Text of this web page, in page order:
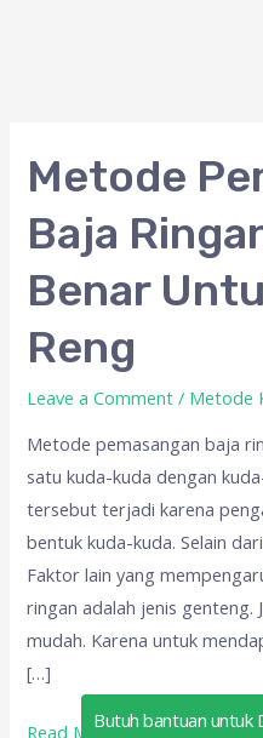
Metode
Baja
Benar
Reng
Leave a Comment / Metode
Metode pemasangan baja
satu kuda-kuda dengan
tersebut terjadi karena
bentuk kuda-kuda. Selain
Faktor lain yang
ringan adalah jenis genteng.
mudah. Karena untuk
[…]
Metode
Pemasangan
Baja
Ringan
Yang
Benar
Untuk
Usuk
Reng
Read More »
Butuh bantuan untuk